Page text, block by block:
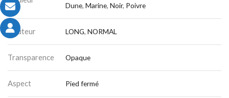
Dune, Marine, Noir, Poivre
Hauteur LONG, NORMAL
Transparence Opaque
Aspect Pied fermé